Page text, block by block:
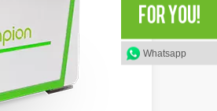
Whatsapp